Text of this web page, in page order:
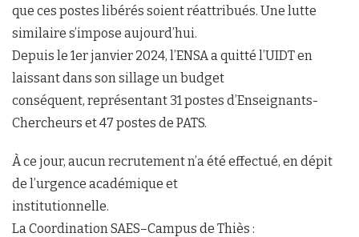
que ces postes libérés soient réattribués. Une lutte
similaire s’impose aujourd’hui.
Depuis le 1er janvier 2024, l’ENSA a quitté l’UIDT en
laissant dans son sillage un budget
conséquent, représentant 31 postes d’Enseignants-
Chercheurs et 47 postes de PATS.
À ce jour, aucun recrutement n’a été effectué, en dépit
de l’urgence académique et
institutionnelle.
La Coordination SAES–Campus de Thiès :